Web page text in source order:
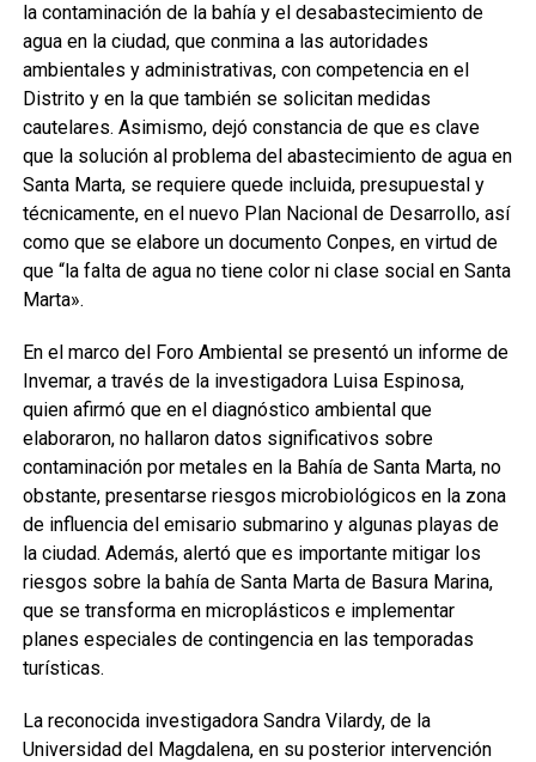
la contaminación de la bahía y el desabastecimiento de
agua en la ciudad, que conmina a las autoridades
ambientales y administrativas, con competencia en el
Distrito y en la que también se solicitan medidas
cautelares. Asimismo, dejó constancia de que es clave
que la solución al problema del abastecimiento de agua en
Santa Marta, se requiere quede incluida, presupuestal y
técnicamente, en el nuevo Plan Nacional de Desarrollo, así
como que se elabore un documento Conpes, en virtud de
que “la falta de agua no tiene color ni clase social en Santa
Marta».
En el marco del Foro Ambiental se presentó un informe de
Invemar, a través de la investigadora Luisa Espinosa,
quien afirmó que en el diagnóstico ambiental que
elaboraron, no hallaron datos significativos sobre
contaminación por metales en la Bahía de Santa Marta, no
obstante, presentarse riesgos microbiológicos en la zona
de influencia del emisario submarino y algunas playas de
la ciudad. Además, alertó que es importante mitigar los
riesgos sobre la bahía de Santa Marta de Basura Marina,
que se transforma en microplásticos e implementar
planes especiales de contingencia en las temporadas
turísticas.
La reconocida investigadora Sandra Vilardy, de la
Universidad del Magdalena, en su posterior intervención